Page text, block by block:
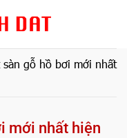
gỗ hồ bơi mới nhất
mới nhất hiện